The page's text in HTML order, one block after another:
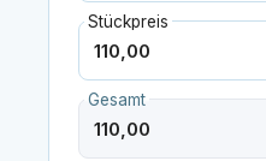
Stückpreis
Gesamt